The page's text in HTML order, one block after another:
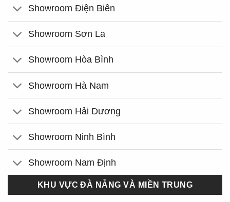
Showroom Điện Biên
Showroom Sơn La
Showroom Hòa Bình
Showroom Hà Nam
Showroom Hải Dương
Showroom Ninh Bình
Showroom Nam Định
KHU VỰC ĐÀ NẴNG VÀ MIỀN TRUNG